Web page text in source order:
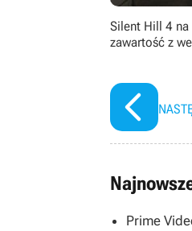
Silent Hill 4 na
zawartość z
Prime